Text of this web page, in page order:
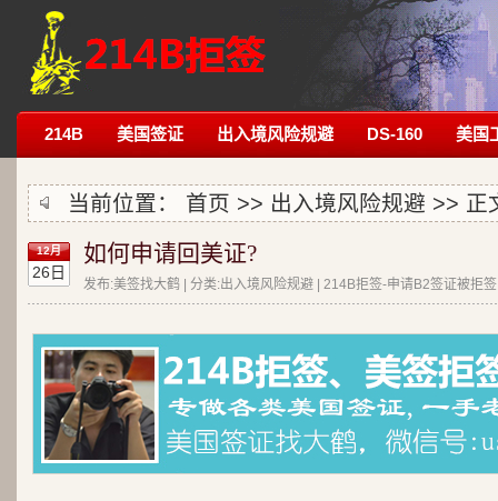
214B 美国签证 出入境风险规避 DS-160 美国
当前位置： 首页 >> 出入境风险规避 >> 正
12月
26日
如何申请回美证?
发布:美签找大鹤 | 分类:出入境风险规避 | 214B拒签-申请B2签证被拒